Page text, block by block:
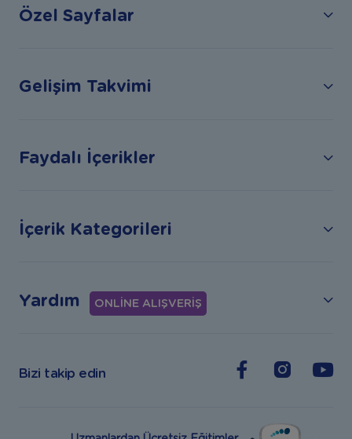
Özel Sayfalar
Gelişim Takvimi
Faydalı İçerikler
İçerik Kategorileri
Yardım ONLİNE ALIŞVERİŞ
Bizi takip edin